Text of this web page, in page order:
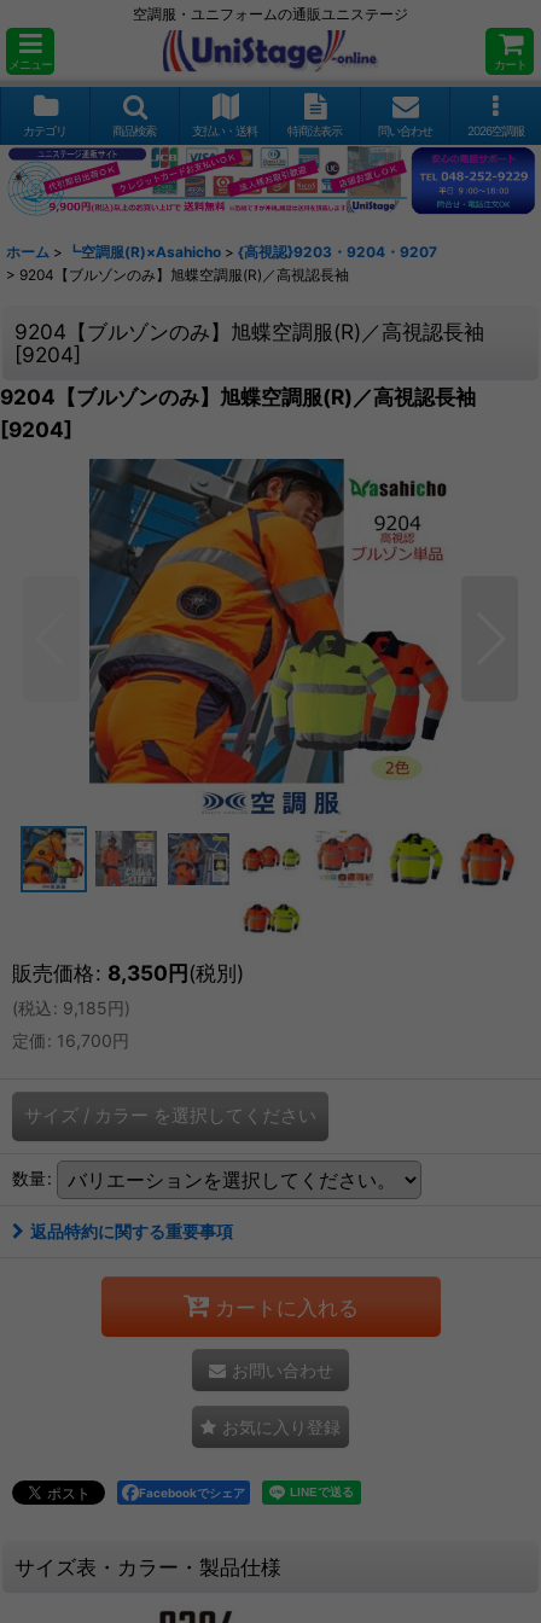
空調服・ユニフォームの通販ユニステージ
メニュー カート
カテゴリ 商品検索 支払い・送料 特商法表示 問い合わせ 2026空調服
ホーム > ┗空調服(R)×Asahicho > {高視認}9203・9204・9207
> 9204【ブルゾンのみ】旭蝶空調服(R)／高視認長袖
9204【ブルゾンのみ】旭蝶空調服(R)／高視認長袖
[9204]
9204【ブルゾンのみ】旭蝶空調服(R)／高視認長袖
[9204]
販売価格: 8,350円 (税別)
(税込: 9,185 円 )
定価: 16,700 円
サイズ / カラー を選択してください
数量:
返品特約に関する重要事項
カートに入れる
お問い合わせ
お気に入り登録
Facebookでシェア
サイズ表・カラー・製品仕様